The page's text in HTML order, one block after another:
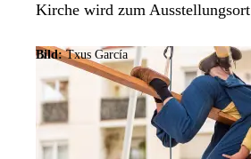
Kirche wird zum Ausstellungsort
Bild: Txus García